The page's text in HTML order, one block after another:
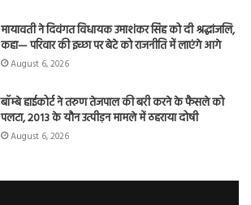
मायावती ने दिवंगत विधायक उमाशंकर सिंह को दी श्रद्धांजलि,
कहा— परिवार की इच्छा पर बेटे को राजनीति में लाएंगे आगे
August 6, 2026
बॉम्बे हाईकोर्ट ने तरुण तेजपाल की बरी करने के फैसले को
पलटा, 2013 के यौन उत्पीड़न मामले में ठहराया दोषी
August 6, 2026